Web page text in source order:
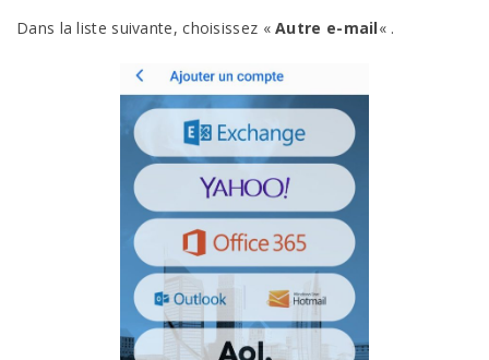
Dans la liste suivante, choisissez «Autre e-mail« .